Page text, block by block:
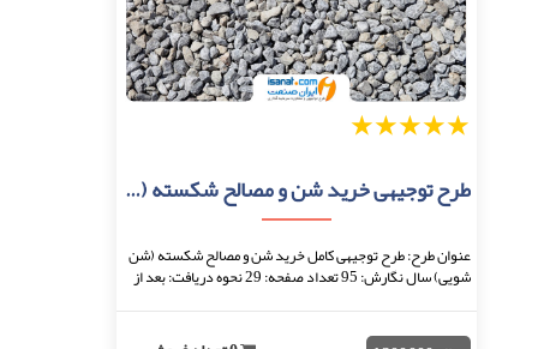
5
4
3
2
طرح توجیهی خرید شن و مصالح شکسته (شن شویی)
عنوان طرح: طرح توجیهی کامل خرید شن و مصالح شکسته (شن
شویی) سال نگارش: 95 تعداد صفحه: 29 نحوه دریافت: بعد از